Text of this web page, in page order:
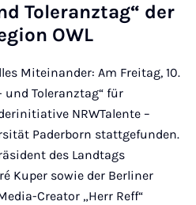
To­le­ranz­tag“ der
OWL
Miteinander: Am Freitag, 10.
Toleranztag“ für
NRWTalente –
Paderborn stattgefunden.
des Landtags
Kuper sowie der Berliner
Creator „Herr Reff“